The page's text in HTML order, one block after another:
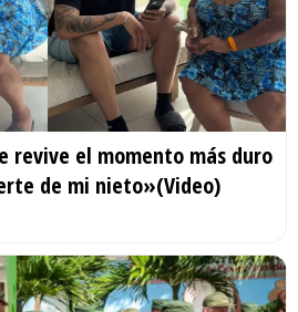
revive el momento más duro
de mi nieto»(Video)